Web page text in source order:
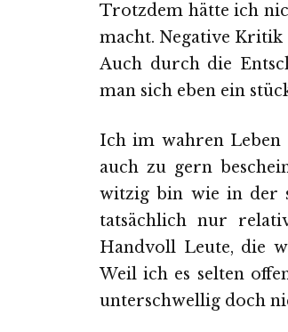
Trotzdem hätte ich
macht. Negative
Auch durch die
man sich eben ein
Ich im wahren
auch zu gern
witzig bin wie in der
tatsächlich nur
Handvoll Leute, die
Weil ich es selten
unterschwellig doch